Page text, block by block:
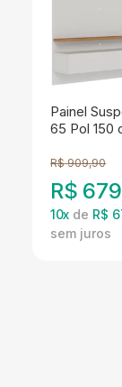
Painel
65 Pol 150
Freijo Colibri
R$ 909,90
R$
10x de R$